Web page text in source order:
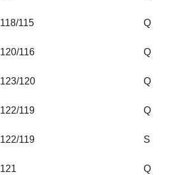
118/115 Q
120/116 Q
123/120 Q
122/119 Q
122/119 S
121 Q